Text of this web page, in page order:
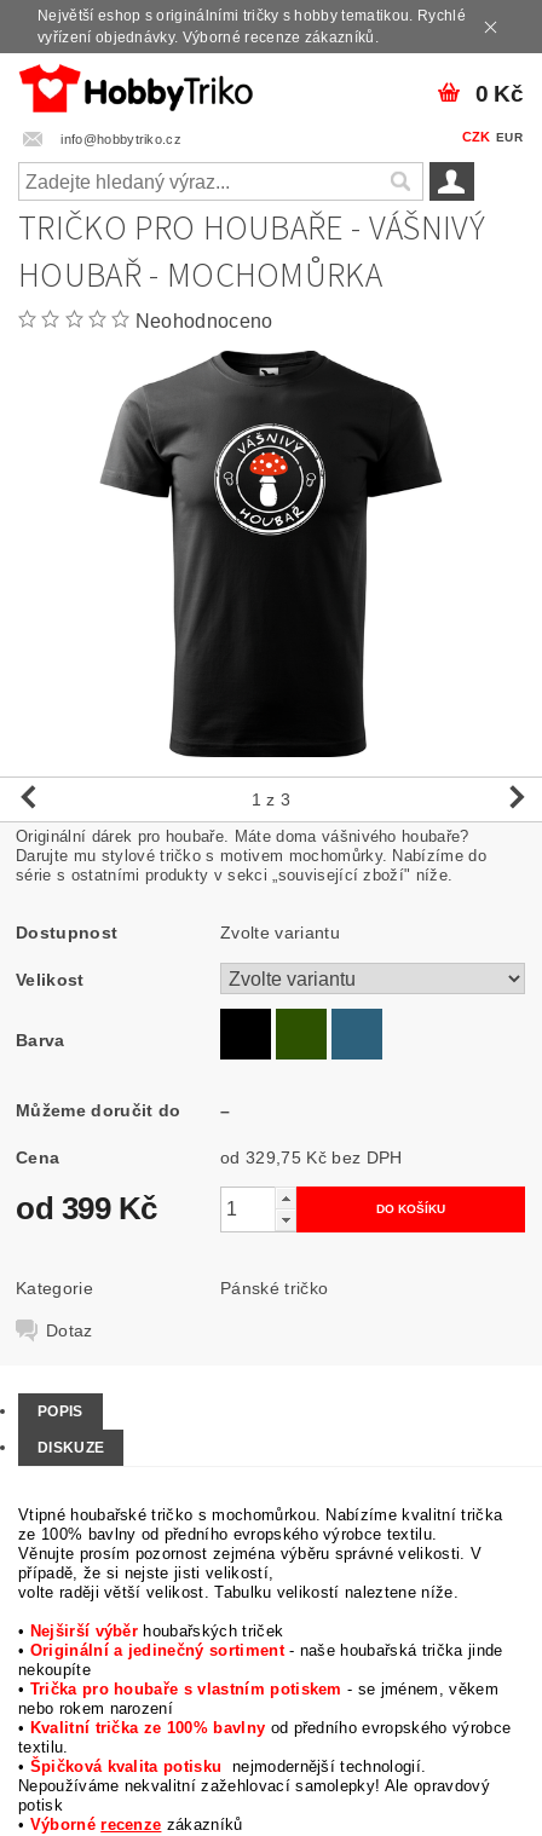
Největší eshop s originálními tričky s hobby tematikou. Rychlé
vyřízení objednávky. Výborné recenze zákazníků.
info@hobbytriko.cz CZK EUR
0 Kč
TRIČKO PRO HOUBAŘE - VÁŠNIVÝ
HOUBAŘ - MOCHOMŮRKA
Neohodnoceno
1 z 3
Originální dárek pro houbaře. Máte doma vášnivého houbaře?
Darujte mu stylové tričko s motivem mochomůrky. Nabízíme do
série s ostatními produkty v sekci „související zboží" níže.
Dostupnost Zvolte variantu
Velikost
Barva
Můžeme doručit do –
Cena od 329,75 Kč bez DPH
od 399 Kč
Kategorie Pánské tričko
Dotaz
POPIS
DISKUZE
Vtipné houbařské tričko s mochomůrkou. Nabízíme kvalitní trička
ze 100% bavlny od předního evropského výrobce textilu.
Věnujte prosím pozornost zejména výběru správné velikosti. V
případě, že si nejste jisti velikostí,
volte raději větší velikost. Tabulku velikostí naleztene níže.
• Nejširší výběr houbařských triček
• Originální a jedinečný sortiment- naše houbařská trička jinde
nekoupíte
• Trička pro houbaře s vlastním potiskem- se jménem, věkem
nebo rokem narození
• Kvalitní trička ze 100% bavlny od předního evropského výrobce
textilu.
• Špičková kvalita potisku
nejmodernější technologií.
Nepoužíváme nekvalitní zažehlovací samolepky! Ale opravdový
potisk
• Výbornérecenze zákazníků